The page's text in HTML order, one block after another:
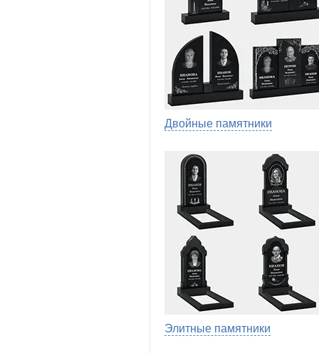
Двойные памятники
Элитные памятники